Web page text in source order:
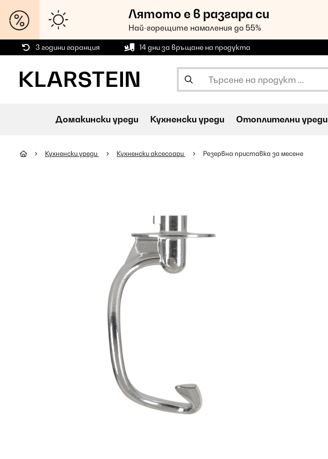
Лятото е в разгара си
Най-горещите намаления до 55%
3 години гаранция 14 дни за връщане на продукта
Домакински уреди Кухненски уреди Oтоплителни уреди
Кухненски уреди Кухненски аксесоари Резервна приставка за месене